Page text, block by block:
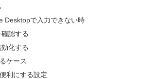
Desktopで入力できない時
認する
化する
ケース
利にする設定